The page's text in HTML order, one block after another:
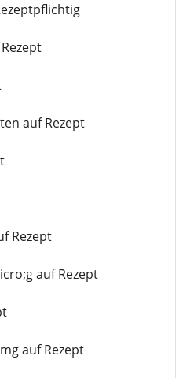
auf Rezept
Rezept
auf Rezept
auf Rezept